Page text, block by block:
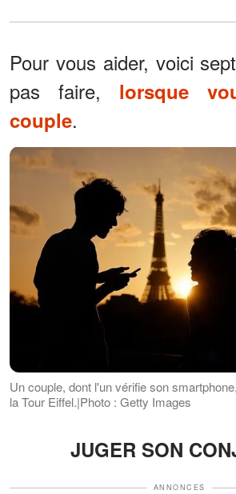
Pour vous aider, voici
pas faire, lorsque
couple.
Un couple, dont l'un vérifie son
la Tour Eiffel.|Photo : Getty Images
JUGER SON
ANNONCES